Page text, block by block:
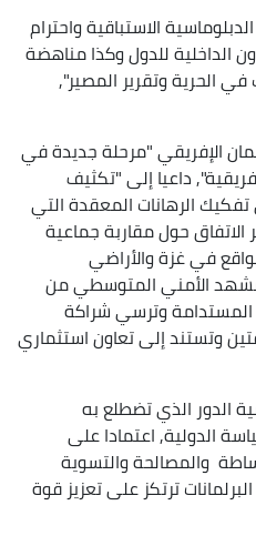
الاستباقية واحترام
للدول وكذا مناهضة
وتقرير المصير",
الإفريقي "مرحلة جديدة في
داعيا إلى "تكثيف
الرهانات المعقدة التي
حول مقاربة جماعية
في غزة والأراضي
الأمني المتوسطي من
المستدامة وترسي شراكة
وتستند إلى تعاون استثماري
الذي تضطلع به
الدولية, اعتمادا على
والمصالحة والتسوية
ترتكز على تعزيز قوة